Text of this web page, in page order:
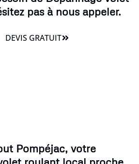
pas à nous appeler.
DEVIS GRATUIT
Pompéjac, votre